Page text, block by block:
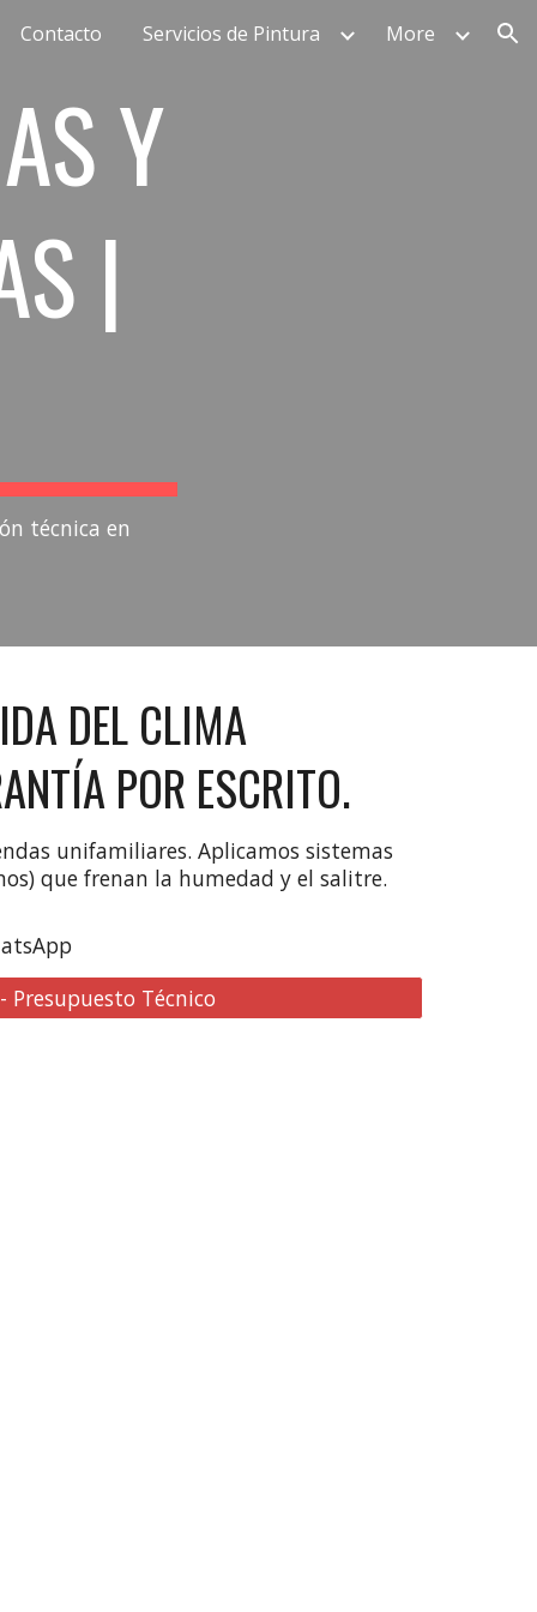
Contacto Servicios de Pintura More
Y
|
técnica en
DEL CLIMA
POR ESCRITO.
unifamiliares. Aplicamos sistemas
que frenan la humedad y el salitre.
Presupuesto Técnico